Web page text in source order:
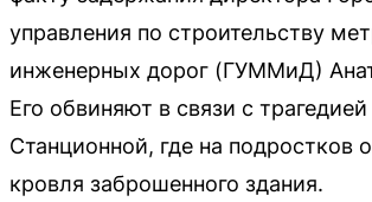
управления по строительству
инженерных дорог (ГУММиД)
Его обвиняют в связи с
Станционной, где на подростков
кровля заброшенного здания.